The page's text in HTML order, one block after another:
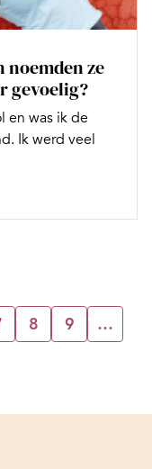
noemden ze
gevoelig?
en was ik de
Ik werd veel
8 9
…